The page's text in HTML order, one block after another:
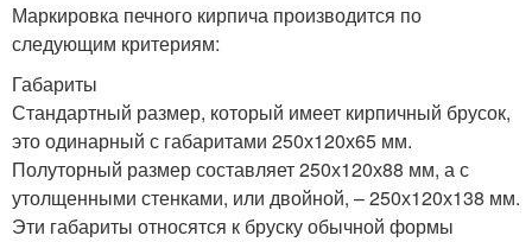
Маркировка печного кирпича производится по
следующим критериям:
Габариты
Стандартный размер, который имеет кирпичный брусок,
это одинарный с габаритами 250х120х65 мм.
Полуторный размер составляет 250х120х88 мм, а с
утолщенными стенками, или двойной, – 250х120х138 мм.
Эти габариты относятся к бруску обычной формы